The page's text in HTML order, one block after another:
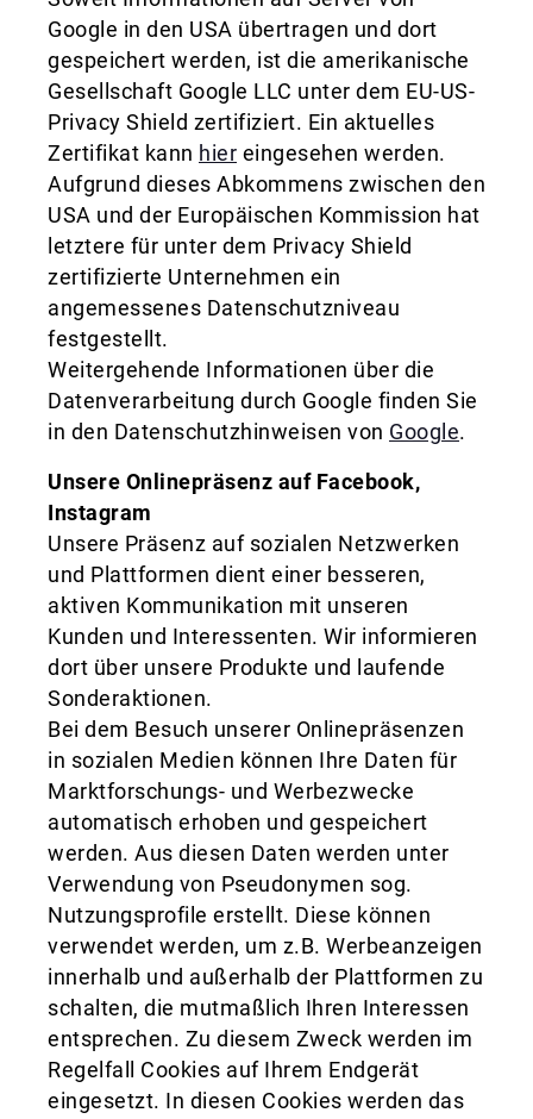
Google in den USA übertragen und dort
gespeichert werden, ist die amerikanische
Gesellschaft Google LLC unter dem EU-US-
Privacy Shield zertifiziert. Ein aktuelles
Zertifikat kann hier eingesehen werden.
Aufgrund dieses Abkommens zwischen den
USA und der Europäischen Kommission hat
letztere für unter dem Privacy Shield
zertifizierte Unternehmen ein
angemessenes Datenschutzniveau
festgestellt.
Weitergehende Informationen über die
Datenverarbeitung durch Google finden Sie
in den Datenschutzhinweisen von Google.
Unsere Onlinepräsenz auf Facebook,
Instagram
Unsere Präsenz auf sozialen Netzwerken
und Plattformen dient einer besseren,
aktiven Kommunikation mit unseren
Kunden und Interessenten. Wir informieren
dort über unsere Produkte und laufende
Sonderaktionen.
Bei dem Besuch unserer Onlinepräsenzen
in sozialen Medien können Ihre Daten für
Marktforschungs- und Werbezwecke
automatisch erhoben und gespeichert
werden. Aus diesen Daten werden unter
Verwendung von Pseudonymen sog.
Nutzungsprofile erstellt. Diese können
verwendet werden, um z.B. Werbeanzeigen
innerhalb und außerhalb der Plattformen zu
schalten, die mutmaßlich Ihren Interessen
entsprechen. Zu diesem Zweck werden im
Regelfall Cookies auf Ihrem Endgerät
eingesetzt. In diesen Cookies werden das